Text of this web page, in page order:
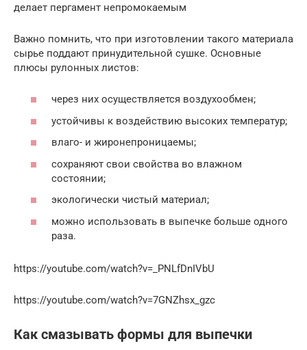
делает пергамент непромокаемым
Важно помнить, что при изготовлении такого материала
сырье поддают принудительной сушке. Основные
плюсы рулонных листов:
через них осуществляется воздухообмен;
устойчивы к воздействию высоких температур;
влаго- и жиронепроницаемы;
сохраняют свои свойства во влажном
состоянии;
экологически чистый материал;
можно использовать в выпечке больше одного
раза.
https://youtube.com/watch?v=_PNLfDnIVbU
https://youtube.com/watch?v=7GNZhsx_gzc
Как смазывать формы для выпечки